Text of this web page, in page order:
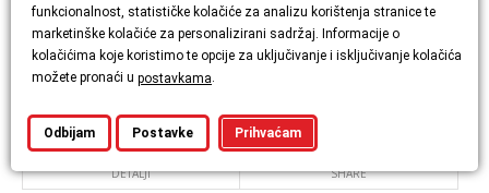
Tepih Boho 76
104,04 €
DETALJI SHARE
funkcionalnost, statističke kolačiće za analizu korištenja stranice te
marketinške kolačiće za personalizirani sadržaj. Informacije o
kolačićima koje koristimo te opcije za uključivanje i isključivanje kolačića
možete pronaći u postavkama.
Prihvaćam
Odbijam Postavke